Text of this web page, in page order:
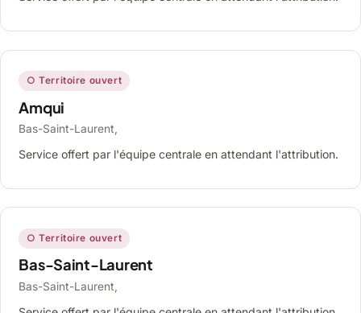
○ Territoire ouvert
Amqui
Bas-Saint-Laurent,
Service offert par l'équipe centrale en attendant l'attribution.
○ Territoire ouvert
Bas-Saint-Laurent
Bas-Saint-Laurent,